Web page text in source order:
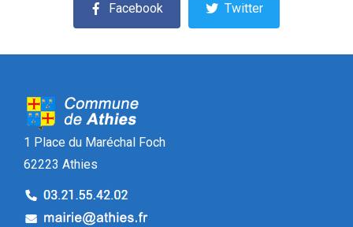
Facebook Twitter
1 Place du Maréchal Foch
62223 Athies